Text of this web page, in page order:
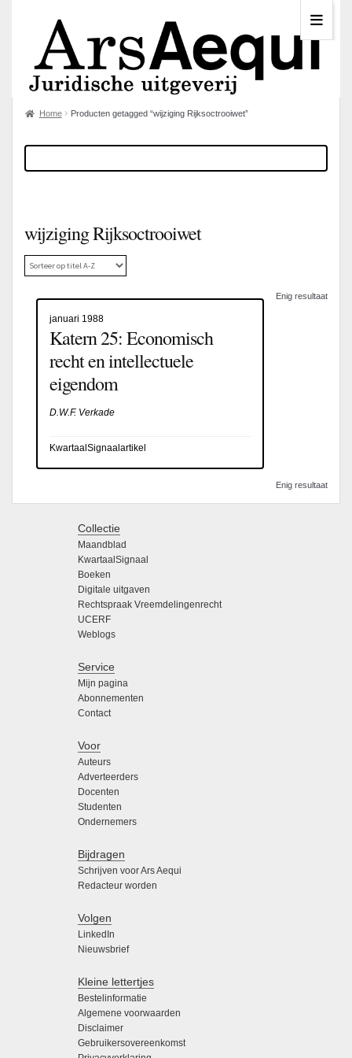
Home Producten getagged “wijziging Rijksoctrooiwet”
wijziging Rijksoctrooiwet
Enig resultaat
januari 1988
Katern 25: Economisch
recht en intellectuele
eigendom
D.W.F. Verkade
KwartaalSignaalartikel
Enig resultaat
Collectie
Maandblad
KwartaalSignaal
Boeken
Digitale uitgaven
Rechtspraak Vreemdelingenrecht
UCERF
Weblogs
Service
Mijn pagina
Abonnementen
Contact
Voor
Auteurs
Adverteerders
Docenten
Studenten
Ondernemers
Bijdragen
Schrijven voor Ars Aequi
Redacteur worden
Volgen
LinkedIn
Nieuwsbrief
Kleine lettertjes
Bestelinformatie
Algemene voorwaarden
Disclaimer
Gebruikersovereenkomst